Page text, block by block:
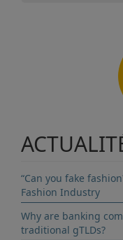
“Can you fake
Fashion Industry
Why are banking
traditional gTLDs?